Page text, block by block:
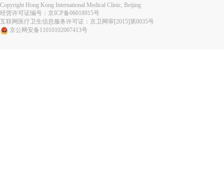
Copyright Hong Kong International Medical Clinic, Beijing
经营许可证编号： 京ICP备06018915号
互联网医疗卫生信息服务许可证：京卫网审[2015]第0035号
京公网安备11010102007413号